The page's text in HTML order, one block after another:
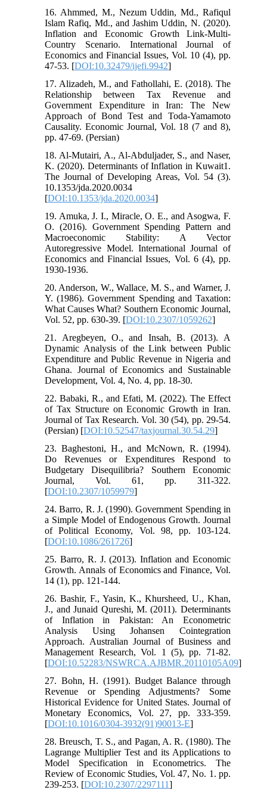
16. Ahmmed, M., Nezum Uddin, Md., Rafiqul
Islam Rafiq, Md., and Jashim Uddin, N. (2020).
Inflation and Economic Growth Link-Multi-
Country Scenario. International Journal of
Economics and Financial Issues, Vol. 10 (4), pp.
47-53. [DOI:10.32479/ijefi.9942]
17. Alizadeh, M., and Fathollahi, E. (2018). The
Relationship between Tax Revenue and
Government Expenditure in Iran: The New
Approach of Bond Test and Toda-Yamamoto
Causality. Economic Journal, Vol. 18 (7 and 8),
pp. 47-69. (Persian)
18. Al-Mutairi, A., Al-Abduljader, S., and Naser,
K. (2020). Determinants of Inflation in Kuwait1.
The Journal of Developing Areas, Vol. 54 (3).
10.1353/jda.2020.0034
[DOI:10.1353/jda.2020.0034]
19. Amuka, J. I., Miracle, O. E., and Asogwa, F.
O. (2016). Government Spending Pattern and
Macroeconomic Stability: A Vector
Autoregressive Model. International Journal of
Economics and Financial Issues, Vol. 6 (4), pp.
1930-1936.
20. Anderson, W., Wallace, M. S., and Warner, J.
Y. (1986). Government Spending and Taxation:
What Causes What? Southern Economic Journal,
Vol. 52, pp. 630-39. [DOI:10.2307/1059262]
21. Aregbeyen, O., and Insah, B. (2013). A
Dynamic Analysis of the Link between Public
Expenditure and Public Revenue in Nigeria and
Ghana. Journal of Economics and Sustainable
Development, Vol. 4, No. 4, pp. 18-30.
22. Babaki, R., and Efati, M. (2022). The Effect
of Tax Structure on Economic Growth in Iran.
Journal of Tax Research. Vol. 30 (54), pp. 29-54.
(Persian) [DOI:10.52547/taxjournal.30.54.29]
23. Baghestoni, H., and McNown, R. (1994).
Do Revenues or Expenditures Respond to
Budgetary Disequilibria? Southern Economic
Journal, Vol. 61, pp. 311-322.
[DOI:10.2307/1059979]
24. Barro, R. J. (1990). Government Spending in
a Simple Model of Endogenous Growth. Journal
of Political Economy, Vol. 98, pp. 103-124.
[DOI:10.1086/261726]
25. Barro, R. J. (2013). Inflation and Economic
Growth. Annals of Economics and Finance, Vol.
14 (1), pp. 121-144.
26. Bashir, F., Yasin, K., Khursheed, U., Khan,
J., and Junaid Qureshi, M. (2011). Determinants
of Inflation in Pakistan: An Econometric
Analysis Using Johansen Cointegration
Approach. Australian Journal of Business and
Management Research, Vol. 1 (5), pp. 71-82.
[DOI:10.52283/NSWRCA.AJBMR.20110105A09]
27. Bohn, H. (1991). Budget Balance through
Revenue or Spending Adjustments? Some
Historical Evidence for United States. Journal of
Monetary Economics, Vol. 27, pp. 333-359.
[DOI:10.1016/0304-3932(91)90013-E]
28. Breusch, T. S., and Pagan, A. R. (1980). The
Lagrange Multiplier Test and its Applications to
Model Specification in Econometrics. The
Review of Economic Studies, Vol. 47, No. 1. pp.
239-253. [DOI:10.2307/2297111]